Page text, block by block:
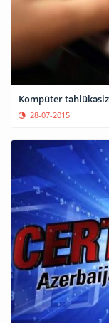
Kompüter
28-07-2015